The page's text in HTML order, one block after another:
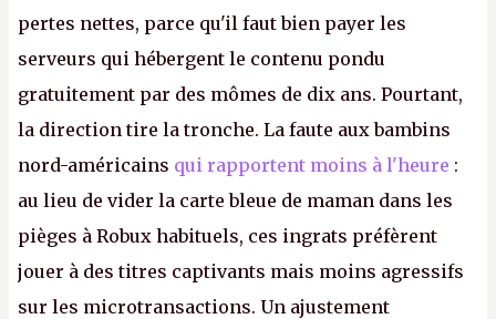
pertes nettes, parce qu'il faut bien payer les
serveurs qui hébergent le contenu pondu
gratuitement par des mômes de dix ans. Pourtant,
la direction tire la tronche. La faute aux bambins
nord-américains qui rapportent moins à l'heure :
au lieu de vider la carte bleue de maman dans les
pièges à Robux habituels, ces ingrats préfèrent
jouer à des titres captivants mais moins agressifs
sur les microtransactions. Un ajustement